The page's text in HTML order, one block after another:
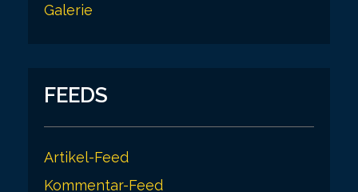
Galerie
FEEDS
Artikel-Feed
Kommentar-Feed